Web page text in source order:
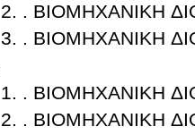
. ΒΙΟΜΗΧΑΝΙΚΗ
. ΒΙΟΜΗΧΑΝΙΚΗ
. ΒΙΟΜΗΧΑΝΙΚΗ
. ΒΙΟΜΗΧΑΝΙΚΗ